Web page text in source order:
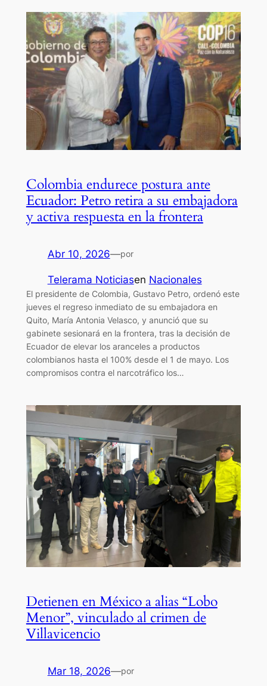
Colombia endurece postura ante
Ecuador: Petro retira a su embajadora
y activa respuesta en la frontera
Abr 10, 2026—por
Telerama Noticiasen Nacionales
El presidente de Colombia, Gustavo Petro, ordenó este
jueves el regreso inmediato de su embajadora en
Quito, María Antonia Velasco, y anunció que su
gabinete sesionará en la frontera, tras la decisión de
Ecuador de elevar los aranceles a productos
colombianos hasta el 100% desde el 1 de mayo. Los
compromisos contra el narcotráfico los…
Detienen en México a alias “Lobo
Menor”, vinculado al crimen de
Villavicencio
Mar 18, 2026—por